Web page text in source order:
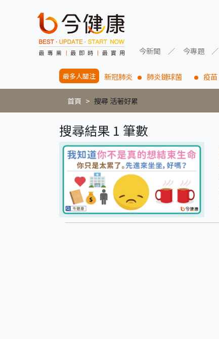
今新聞 今專題
最多人關注 新冠肺炎 肺炎鏈球菌 疫苗
首頁 搜尋 活著好累
搜尋結果 1 筆數